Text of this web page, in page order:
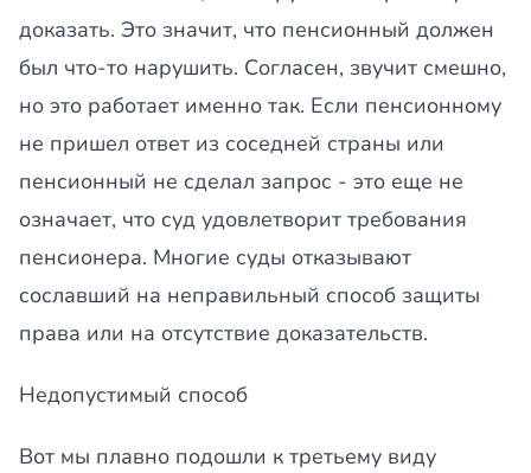
доказать. Это значит, что пенсионный должен
был что-то нарушить. Согласен, звучит смешно,
но это работает именно так. Если пенсионному
не пришел ответ из соседней страны или
пенсионный не сделал запрос - это еще не
означает, что суд удовлетворит требования
пенсионера. Многие суды отказывают
сославший на неправильный способ защиты
права или на отсутствие доказательств.
Недопустимый способ
Вот мы плавно подошли к третьему виду